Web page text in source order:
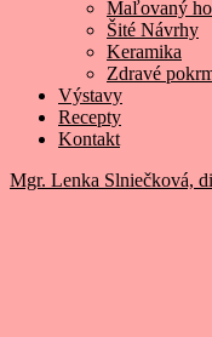
Maľovaný
Šité Návrhy
Keramika
Zdravé
Výstavy
Recepty
Kontakt
Mgr. Lenka Slniečková,